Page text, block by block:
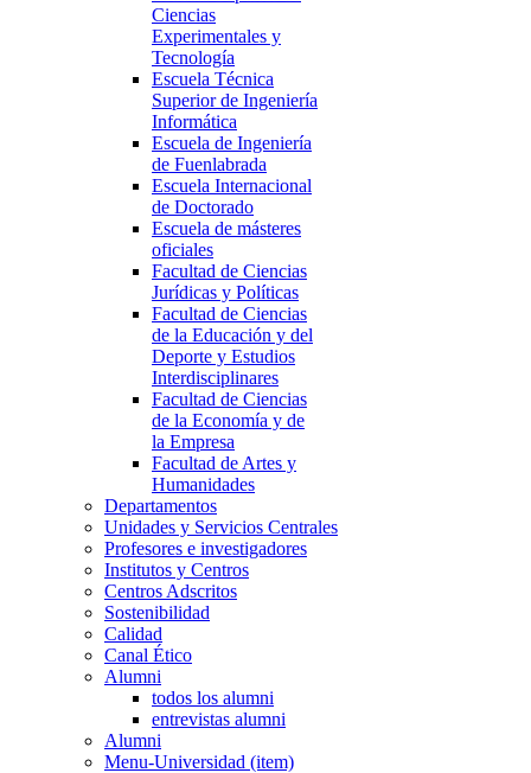
Ciencias
Experimentales y
Tecnología
Escuela Técnica
Superior de Ingeniería
Informática
Escuela de Ingeniería
de Fuenlabrada
Escuela Internacional
de Doctorado
Escuela de másteres
oficiales
Facultad de Ciencias
Jurídicas y Políticas
Facultad de Ciencias
de la Educación y del
Deporte y Estudios
Interdisciplinares
Facultad de Ciencias
de la Economía y de
la Empresa
Facultad de Artes y
Humanidades
Departamentos
Unidades y Servicios Centrales
Profesores e investigadores
Institutos y Centros
Centros Adscritos
Sostenibilidad
Calidad
Canal Ético
Alumni
todos los alumni
entrevistas alumni
Alumni
Menu-Universidad (item)